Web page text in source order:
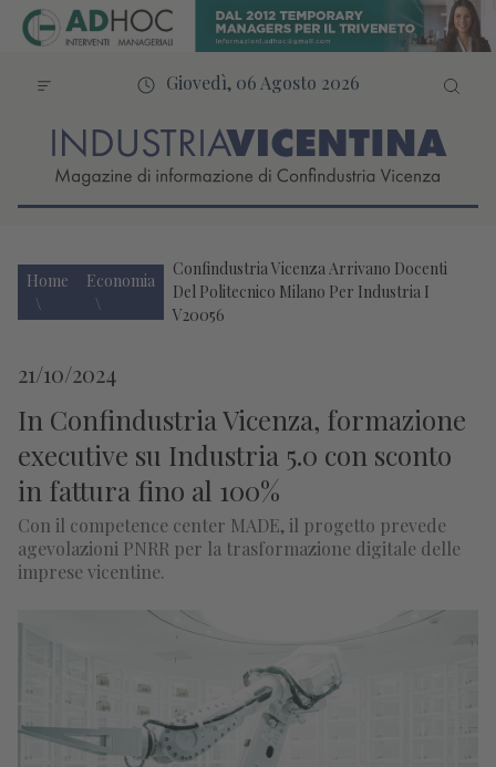
Giovedì, 06 Agosto 2026
Home Economia
Confindustria Vicenza Arrivano Docenti
Del Politecnico Milano Per Industria I
V20056
21/10/2024
In Confindustria Vicenza, formazione
executive su Industria 5.0 con sconto
in fattura fino al 100%
Con il competence center MADE, il progetto prevede
agevolazioni PNRR per la trasformazione digitale delle
imprese vicentine.